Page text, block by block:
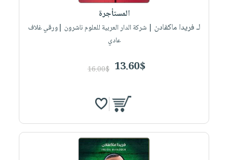
المستأجرة
لـ فريدا ماكفادن | شركة الدار العربية للعلوم ناشرون |ورقي غلاف
عادي
13.60$
16.00$